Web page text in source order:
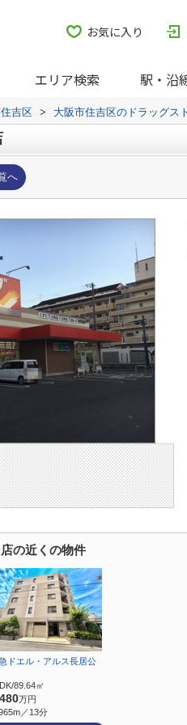
お気に入り
エリア検索 駅・沿
吉区 > 大阪市住吉区のドラッグス
へ
の近くの物件
ドエル・アルス長居公
89.64㎡
万円
／13分